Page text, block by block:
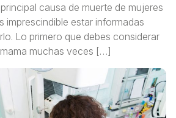
causa de muerte de mujeres
imprescindible estar informadas
Lo primero que debes considerar
muchas veces […]